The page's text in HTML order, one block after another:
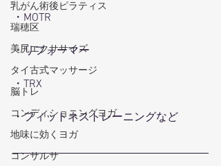
乳がん術後ピラティス
瑞穂区
美尻エクササイズ
タイ古式マッサージ
脳トレ
コンディショニングヨガ
地味に効くヨガ
コンサルサ
・MOTR
・リフォーマー
・TRX
・フィットネストレーニングなど